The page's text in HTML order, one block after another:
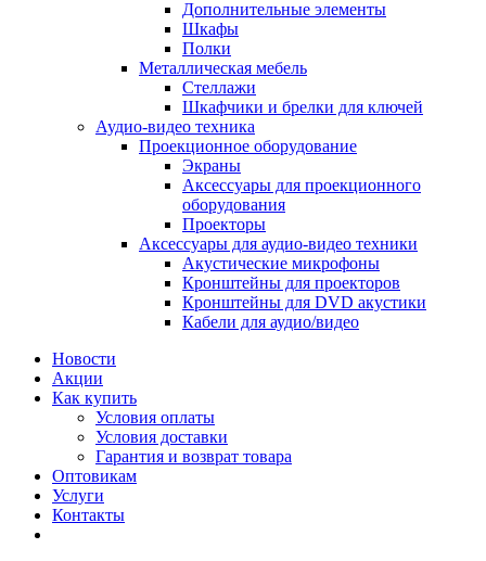
Дополнительные элементы
Шкафы
Полки
Металлическая мебель
Стеллажи
Шкафчики и брелки для ключей
Аудио-видео техника
Проекционное оборудование
Экраны
Аксессуары для проекционного
оборудования
Проекторы
Аксессуары для аудио-видео техники
Акустические микрофоны
Кронштейны для проекторов
Кронштейны для DVD акустики
Кабели для аудио/видео
Новости
Акции
Как купить
Условия оплаты
Условия доставки
Гарантия и возврат товара
Оптовикам
Услуги
Контакты